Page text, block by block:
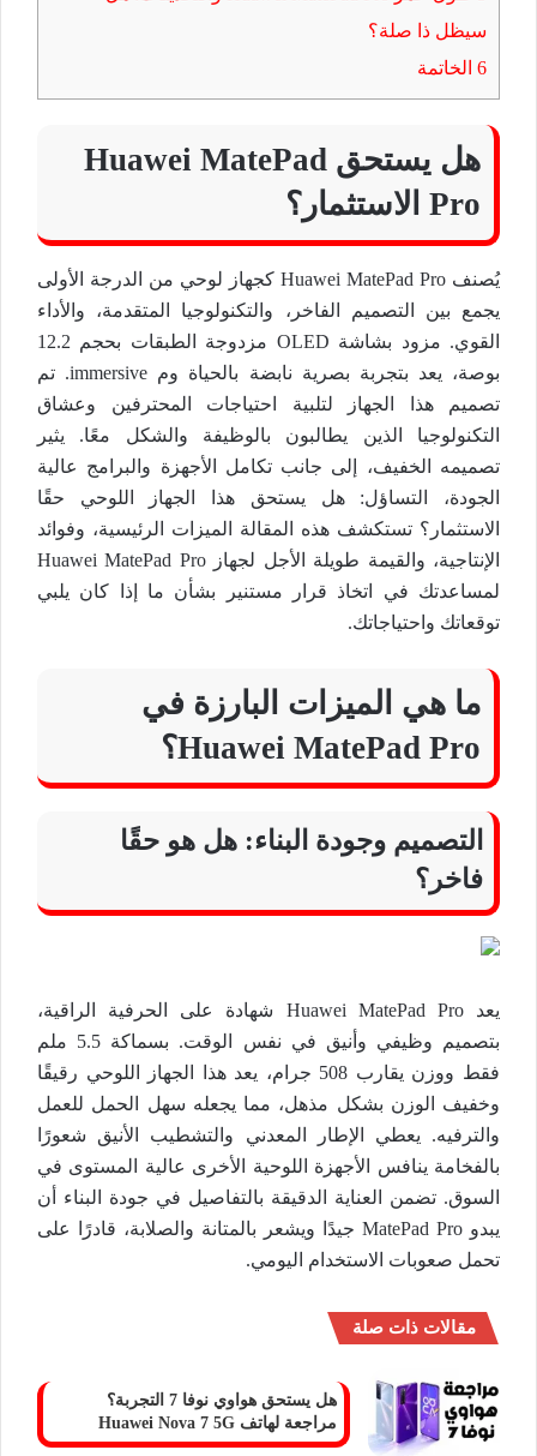
سيظل ذا صلة؟
6 الخاتمة
هل يستحق Huawei MatePad
Pro الاستثمار؟
يُصنف Huawei MatePad Pro كجهاز لوحي من الدرجة الأولى
يجمع بين التصميم الفاخر، والتكنولوجيا المتقدمة، والأداء
القوي. مزود بشاشة OLED مزدوجة الطبقات بحجم 12.2
بوصة، يعد بتجربة بصرية نابضة بالحياة وم immersive. تم
تصميم هذا الجهاز لتلبية احتياجات المحترفين وعشاق
التكنولوجيا الذين يطالبون بالوظيفة والشكل معًا. يثير
تصميمه الخفيف، إلى جانب تكامل الأجهزة والبرامج عالية
الجودة، التساؤل: هل يستحق هذا الجهاز اللوحي حقًا
الاستثمار؟ تستكشف هذه المقالة الميزات الرئيسية، وفوائد
الإنتاجية، والقيمة طويلة الأجل لجهاز Huawei MatePad Pro
لمساعدتك في اتخاذ قرار مستنير بشأن ما إذا كان يلبي
توقعاتك واحتياجاتك.
ما هي الميزات البارزة في
Huawei MatePad Pro؟
التصميم وجودة البناء: هل هو حقًا
فاخر؟
يعد Huawei MatePad Pro شهادة على الحرفية الراقية،
بتصميم وظيفي وأنيق في نفس الوقت. بسماكة 5.5 ملم
فقط ووزن يقارب 508 جرام، يعد هذا الجهاز اللوحي رقيقًا
وخفيف الوزن بشكل مذهل، مما يجعله سهل الحمل للعمل
والترفيه. يعطي الإطار المعدني والتشطيب الأنيق شعورًا
بالفخامة ينافس الأجهزة اللوحية الأخرى عالية المستوى في
السوق. تضمن العناية الدقيقة بالتفاصيل في جودة البناء أن
يبدو MatePad Pro جيدًا ويشعر بالمتانة والصلابة، قادرًا على
تحمل صعوبات الاستخدام اليومي.
مقالات ذات صلة
هل يستحق هواوي نوفا 7 التجربة؟
مراجعة لهاتف Huawei Nova 7 5G